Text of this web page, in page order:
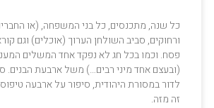
כל שנה, מתכנסים, כל בני המשפחה, (או
ורחוקים, סביב השולחן הערוך (אוכלים) וגם
פסח. וכמו בכל חג לא נפקד אחד המשלים
(ובעצם אחד מיני רבים…) משל ארבעת הבנים.
לדור במסורת היהודית, סיפור על ארבעה
זה מזה.